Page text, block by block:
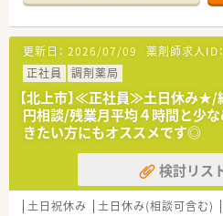
＜ 企業紹介 ＞
■岩手県北上市に本社を構え、
5店舗展開しております。
北上市・奥州市を中心に店舗が
です。
■代表は女性で、門前の当時の
を行っており、次々と展開をさ
今でも現場に出ており、働きや
さる方です。
■認定薬剤師資格取得支援で、
勉強会も開催しており、スキ
ます。
更新日： 2026/07/09 薬剤師求人ID：
正社員
調剤薬局
【北上市】≪正社員≫土日休み
円相談/残業月平均４時間と少
きたい方にもオススメです◎
検討リス
土日祝休み 土日休み(相談可含む)